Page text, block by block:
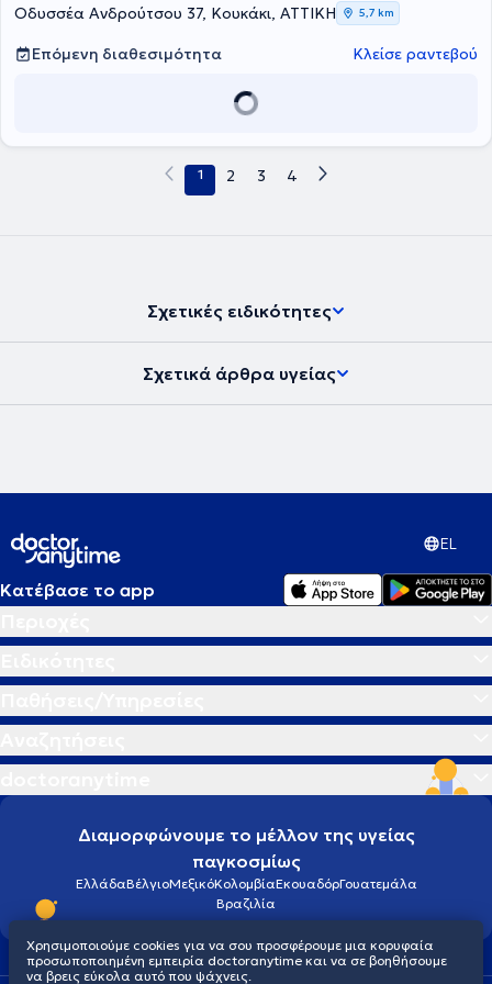
αντιλαμβανόμενη πλήρως τις ανάγκες των παιδιών.
Οδυσσέα Ανδρούτσου 37, Κουκάκι, ΑΤΤΙΚΗ 5,7 km
Επόμενη διαθεσιμότητα Κλείσε ραντεβού
1 2 3 4
Σχετικές ειδικότητες
Σχετικά άρθρα υγείας
EL
Κατέβασε το app
Διαμορφώνουμε το μέλλον της υγείας
παγκοσμίως
ΕλλάδαΒέλγιοΜεξικόΚολομβίαΕκουαδόρΓουατεμάλα
Βραζιλία
Χρησιμοποιούμε cookies για να σου προσφέρουμε μια κορυφαία
προσωποποιημένη εμπειρία doctoranytime και να σε βοηθήσουμε
να βρεις εύκολα αυτό που ψάχνεις.